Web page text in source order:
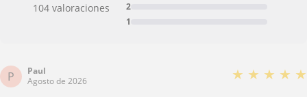
104 valoraciones
1
2
P
Paul
Agosto de 2026
★ ★ ★ ★ ★